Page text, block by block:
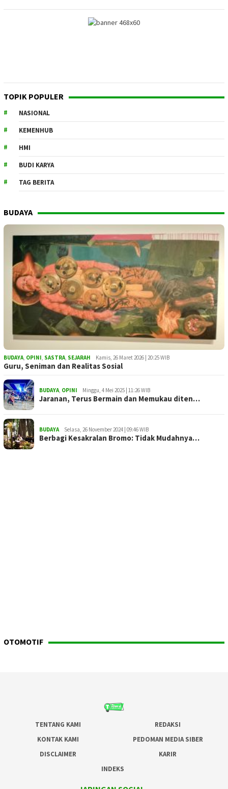
TOPIK POPULER
NASIONAL
KEMENHUB
HMI
BUDI KARYA
TAG BERITA
BUDAYA
BUDAYA, OPINI, SASTRA, SEJARAH Kamis, 26 Maret 2026 | 20:25 WIB
Guru, Seniman dan Realitas Sosial
BUDAYA, OPINI Minggu, 4 Mei 2025 | 11:26 WIB
Jaranan, Terus Bermain dan Memukau diten…
BUDAYA Selasa, 26 November 2024 | 09:46 WIB
Berbagi Kesakralan Bromo: Tidak Mudahnya…
OTOMOTIF
TENTANG KAMI
REDAKSI
KONTAK KAMI
PEDOMAN MEDIA SIBER
DISCLAIMER
KARIR
INDEKS